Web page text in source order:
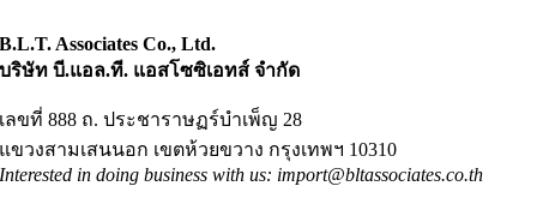
B.L.T. Associates Co., Ltd.
บริษัท บี.แอล.ที. แอสโซซิเอทส์ จำกัด
เลขที่ 888 ถ. ประชาราษฏร์บำเพ็ญ 28
แขวงสามเสนนอก เขตห้วยขวาง กรุงเทพฯ 10310
Interested in doing business with us: import@bltassociates.co.th